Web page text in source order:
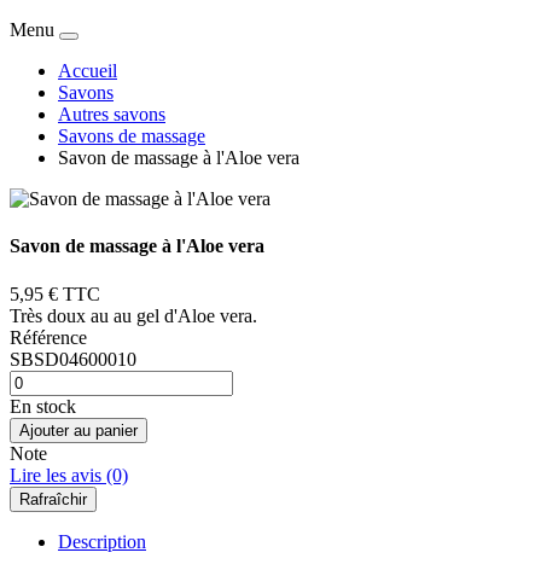
Menu
Accueil
Savons
Autres savons
Savons de massage
Savon de massage à l'Aloe vera
Savon de massage à l'Aloe vera
5,95 € TTC
Très doux au au gel d'Aloe vera.
Référence
SBSD04600010
En stock
Ajouter au panier
Note
Lire les avis (0)
Description